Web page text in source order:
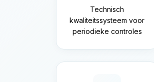
Technisch
kwaliteitssysteem voor
periodieke controles